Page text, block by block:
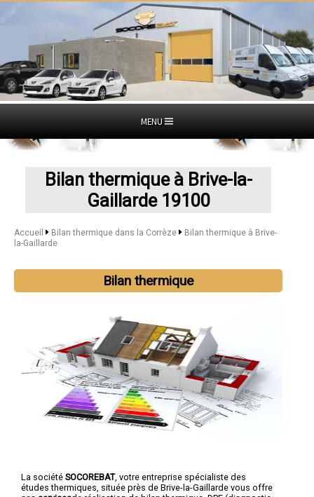
MENU
Bilan thermique à Brive-la-
Gaillarde 19100
Accueil Bilan thermique dans la Corrèze
Bilan thermique à Brive-
la-Gaillarde
Bilan thermique
La société SOCOREBAT, votre entreprise spécialiste des
études thermiques, située près de Brive-la-Gaillarde vous offre